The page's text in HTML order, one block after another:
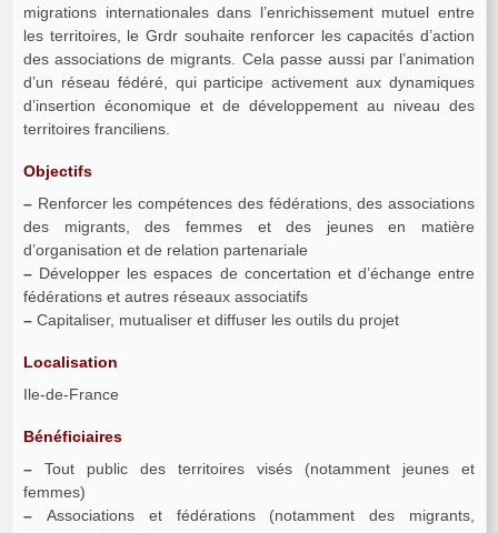
migrations internationales dans l’enrichissement mutuel entre
les territoires, le Grdr souhaite renforcer les capacités d’action
des associations de migrants. Cela passe aussi par l’animation
d’un réseau fédéré, qui participe activement aux dynamiques
d’insertion économique et de développement au niveau des
territoires franciliens.
Objectifs
– Renforcer les compétences des fédérations, des associations
des migrants, des femmes et des jeunes en matière
d’organisation et de relation partenariale
– Développer les espaces de concertation et d’échange entre
fédérations et autres réseaux associatifs
– Capitaliser, mutualiser et diffuser les outils du projet
Localisation
Ile-de-France
Bénéficiaires
– Tout public des territoires visés (notamment jeunes et
femmes)
– Associations et fédérations (notamment des migrants,